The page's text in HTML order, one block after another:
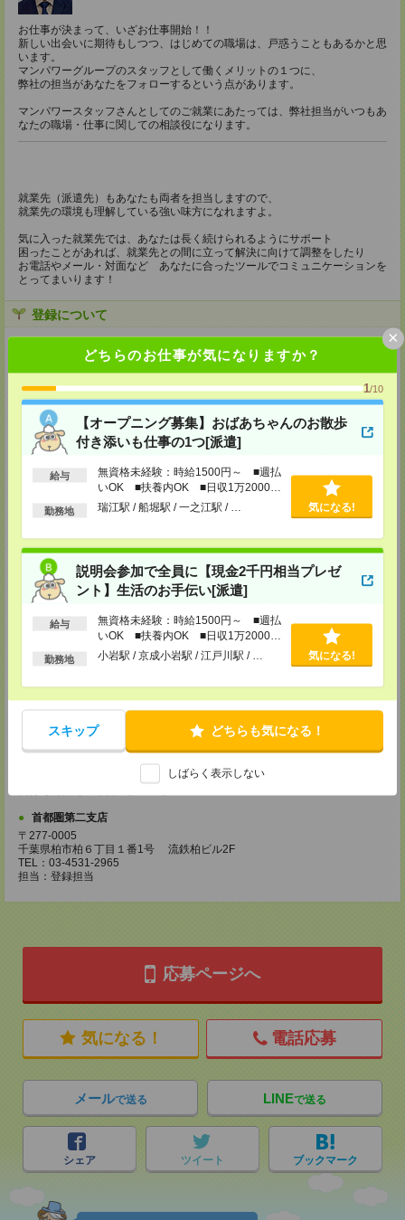
どちらのお仕事が気になりますか？
1/10
【オープニング募集】おばあちゃんのお散歩
付き添いも仕事の1つ[派遣]
給与
無資格未経験：時給1500円～ ■週払
いOK ■扶養内OK ■日収1万2000円
以上
勤務地 瑞江駅 / 船堀駅 / 一之江駅 / … 気になる!
説明会参加で全員に【現金2千円相当プレゼ
ント】生活のお手伝い[派遣]
給与
無資格未経験：時給1500円～ ■週払
いOK ■扶養内OK ■日収1万2000円
以上
勤務地 小岩駅 / 京成小岩駅 / 江戸川駅 / … 気になる!
スキップ どちらも気になる！
しばらく表示しない
×
お仕事が決まって、いざお仕事開始！！
新しい出会いに期待もしつつ、はじめての職場は、戸惑うこともあるかと思
います。
マンパワーグループのスタッフとして働くメリットの１つに、
弊社の担当があなたをフォローするという点があります。
マンパワースタッフさんとしてのご就業にあたっては、弊社担当がいつもあ
なたの職場・仕事に関しての相談役になります。
就業先（派遣先）もあなたも両者を担当しますので、
就業先の環境も理解している強い味方になれますよ。
気に入った就業先では、あなたは長く続けられるようにサポート
困ったことがあれば、就業先との間に立って解決に向けて調整をしたり
お電話やメール・対面など あなたに合ったツールでコミュニケーションを
とってまいります！
登録について
来社不要！30分程度のお電話で登録が完了いたします。
★登録に際しての予約・来社は不要です★
(1)WEB応募の場合
こちらからご連絡いたしますのでお待ちください。
ご応募頂いた後、案内メールをお送りしますので
内容をご確認ください。
(2)電話応募の場合
お時間のあるときにお電話にてご応募いただければ
その場で登録も可能です。
持ち物
【電話登録】
弊社HPよりマイページ作成をお願いします
電話での登録の際に、マイページ作成をいただいた旨をお伝えください。
所要時間
・経験やご希望などをインタビュー
登録場所
ケアサービス事業部 保育部門
108-0023 東京都港区芝浦 3-1-1 田町ステーションタワーN 30F
首都圏第二支店
〒277-0005
千葉県柏市柏６丁目１番1号 流鉄柏ビル2F
TEL：03-4531-2965
担当：登録担当
応募ページへ
気になる！ 電話応募
メールで送る LINEで送る
シェア ツイート ブックマーク